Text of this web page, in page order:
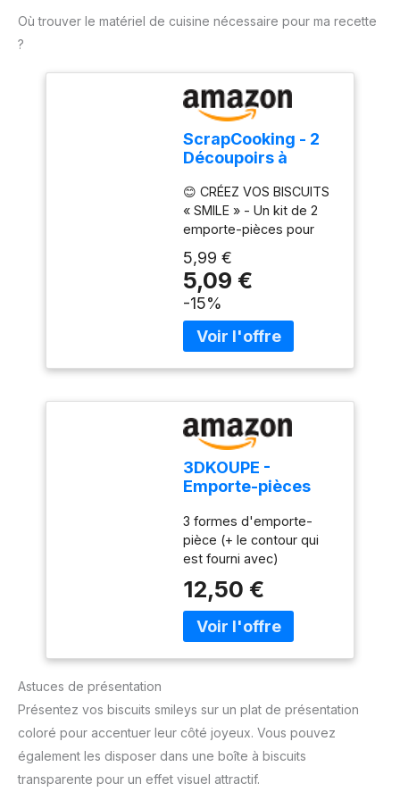
Où trouver le matériel de cuisine nécessaire pour ma recette
?
ScrapCooking - 2
Découpoirs à
Emporte-Pièces
Sourire en Inox -
Kit Moules pour
Petits Gâteaux -
Tartelettes Sablé
Chocolat -
Accessoires
Pâtisserie Enfant
Goûter - 2112
😊 CRÉEZ VOS BISCUITS
« SMILE » - Un kit de 2
emporte-pièces pour
sourire » maison, une
gourmandise
incontournable de
l’enfance. Idéal en
cadeau ou pour lancer
à l’heure du goûter ! 🍪 2
DÉCOUPOIRS - Contient
2 emporte-pièces ronds
cannelés : la face avant
avec les yeux et la
bouche, et la face arrière
chaque découpoir : Ø 5 x
2,5 cm. Livrés dans un
joli emballage, prêt à
offrir pour une idée
cadeau originale. ✨
MOULES EN INOX - Ces
découpoirs sont en acier
inoxydable apte au
au lave-vaisselle ! Ils
peuvent s’utiliser pour
faire des biscuits, mais
aussi des décors de
5,99 €
5,09 €
-15%
3DKOUPE -
Emporte-pièces
de 4-3 visages + 1
contour - Couleur
au choix - Conçu et
fabriqué en France
3 formes d'emporte-
pièce (+ le contour qui
est fourni avec)
12,50 €
Astuces de présentation
Présentez vos biscuits smileys sur un plat de présentation
coloré pour accentuer leur côté joyeux. Vous pouvez
également les disposer dans une boîte à biscuits
transparente pour un effet visuel attractif.